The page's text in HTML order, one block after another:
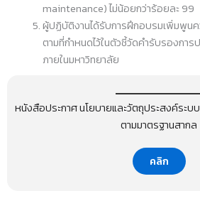
maintenance) ไม่น้อยกว่าร้อยละ 99
ผู้ปฏิบัติงานได้รับการฝึกอบรมเพิ่มพูนค
ตามที่กำหนดไว้ในตัวชี้วัดคํารับรองกา
ภายในมหาวิทยาลัย
หนังสือประกาศ นโยบายและวัตถุประสงค์ระ
ตามมาตรฐานสากล
คลิก